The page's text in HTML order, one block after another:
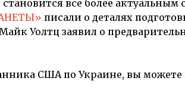
всё более актуальным с
писали о деталях
Уолтц заявил о
США по Украине, вы можете